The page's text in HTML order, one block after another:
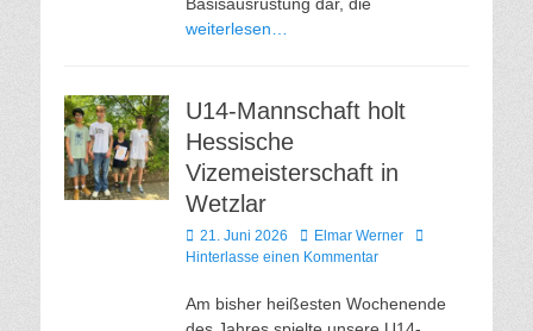
weiterlesen…
U14-Mannschaft holt
Hessische
Vizemeisterschaft in
Wetzlar
Veröffentlicht
am
21. Juni 2026 AutorElmar Werner
Hinterlasse einen Kommentar
Am bisher heißesten Wochenende